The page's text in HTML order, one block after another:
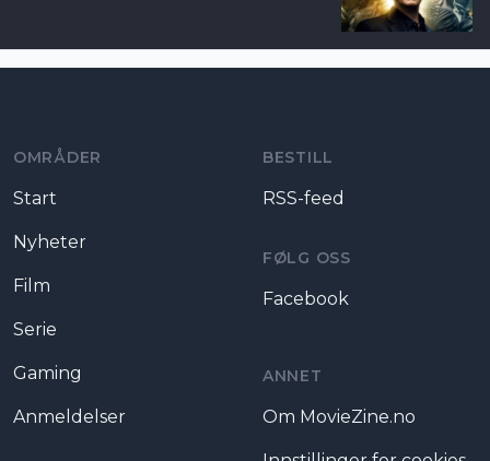
OMRÅDER
Start
Nyheter
Film
Serie
Gaming
Anmeldelser
BESTILL
RSS-feed
FØLG OSS
Facebook
ANNET
Om MovieZine.no